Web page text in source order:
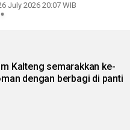
July 2026 20:07 WIB
Kalteng semarakkan ke-
dengan berbagi di panti